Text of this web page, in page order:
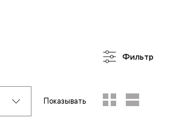
Фильтр
Показывать